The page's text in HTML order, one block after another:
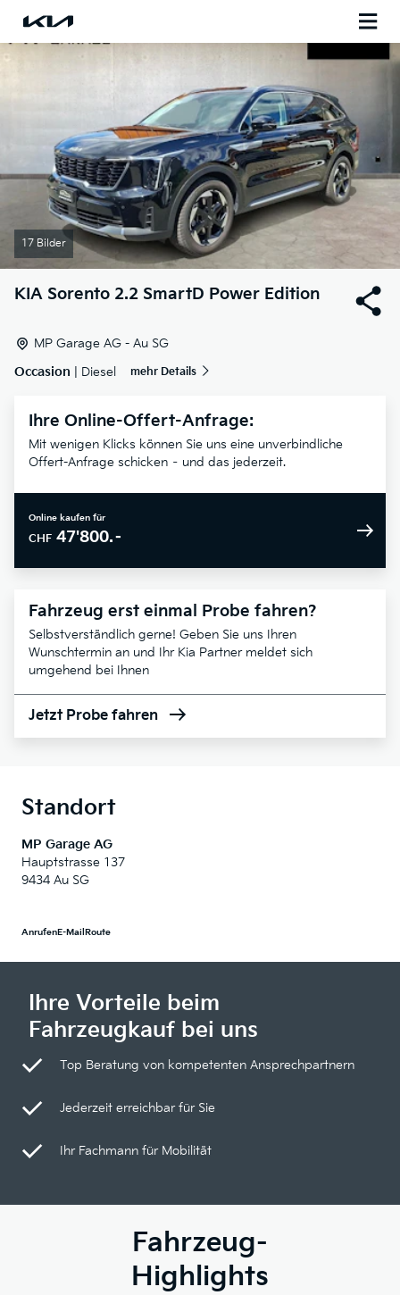
17 Bilder
KIA Sorento 2.2 SmartD Power Edition
MP Garage AG - Au SG
Occasion | Diesel mehr Details
Ihre Online-Offert-Anfrage:
Mit wenigen Klicks können Sie uns eine unverbindliche
Offert-Anfrage schicken – und das jederzeit.
Online kaufen für
CHF 47'800.–
Fahrzeug erst einmal Probe fahren?
Selbstverständlich gerne! Geben Sie uns Ihren
Wunschtermin an und Ihr Kia Partner meldet sich
umgehend bei Ihnen
Jetzt Probe fahren
Standort
MP Garage AG
Hauptstrasse 137
9434 Au SG
AnrufenE-Mail Route
Ihre Vorteile beim
Fahrzeugkauf bei uns
Top Beratung von kompetenten Ansprechpartnern
Jederzeit erreichbar für Sie
Ihr Fachmann für Mobilität
Fahrzeug-
Highlights